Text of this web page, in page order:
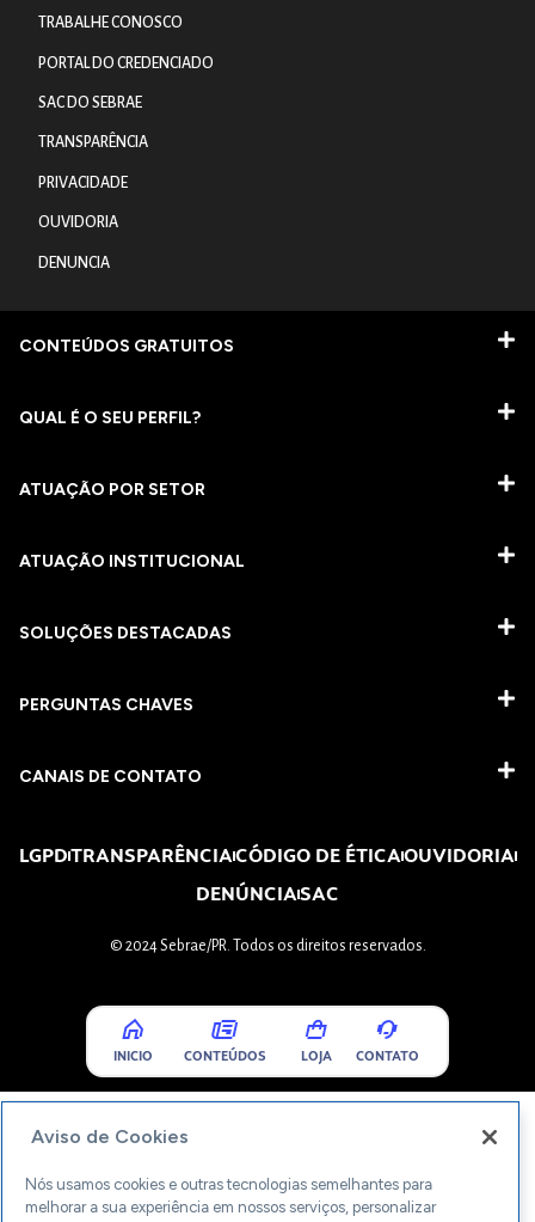
TRABALHE CONOSCO
PORTAL DO CREDENCIADO
SAC DO SEBRAE
TRANSPARÊNCIA
PRIVACIDADE
OUVIDORIA
DENUNCIA
CONTEÚDOS GRATUITOS
QUAL É O SEU PERFIL?
ATUAÇÃO POR SETOR
ATUAÇÃO INSTITUCIONAL
SOLUÇÕES DESTACADAS
PERGUNTAS CHAVES​
CANAIS DE CONTATO
LGPDTRANSPARÊNCIACÓDIGO DE ÉTICAOUVIDORIA
DENÚNCIASAC
© 2024 Sebrae/PR. Todos os direitos reservados.
INICIO CONTEÚDOS LOJA CONTATO
Aviso de Cookies
Nós usamos cookies e outras tecnologias semelhantes para
melhorar a sua experiência em nossos serviços, personalizar